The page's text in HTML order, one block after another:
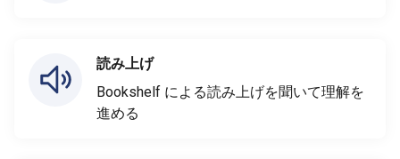
読み上げ
Bookshelf による読み上げを聞いて理解を
進める